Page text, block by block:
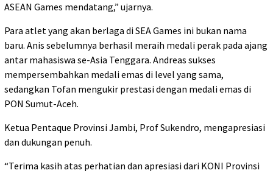
ASEAN Games mendatang,” ujarnya.
Para atlet yang akan berlaga di SEA Games ini bukan nama
baru. Anis sebelumnya berhasil meraih medali perak pada ajang
antar mahasiswa se-Asia Tenggara. Andreas sukses
mempersembahkan medali emas di level yang sama,
sedangkan Tofan mengukir prestasi dengan medali emas di
PON Sumut-Aceh.
Ketua Pentaque Provinsi Jambi, Prof Sukendro, mengapresiasi
dan dukungan penuh.
“Terima kasih atas perhatian dan apresiasi dari KONI Provinsi